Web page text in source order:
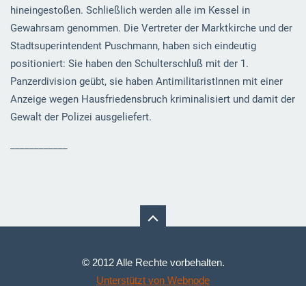
hineingestoßen. Schließlich werden alle im Kessel in
Gewahrsam genommen. Die Vertreter der Marktkirche und der
Stadtsuperintendent Puschmann, haben sich eindeutig
positioniert: Sie haben den Schulterschluß mit der 1.
Panzerdivision geübt, sie haben AntimilitaristInnen mit einer
Anzeige wegen Hausfriedensbruch kriminalisiert und damit der
Gewalt der Polizei ausgeliefert.
© 2012 Alle Rechte vorbehalten.
Unterstützt von Webnode